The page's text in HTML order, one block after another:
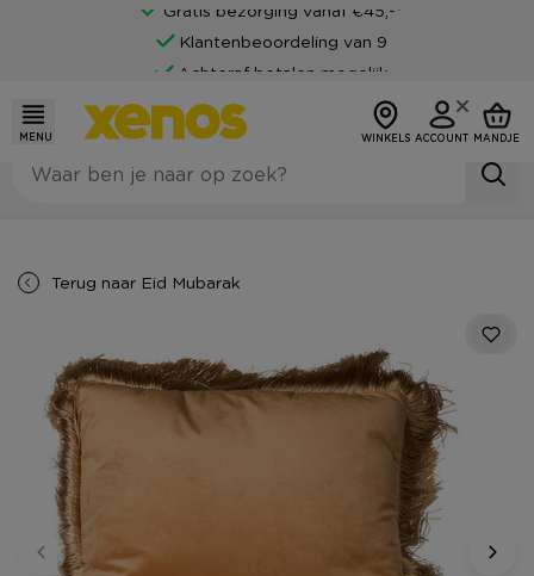
Gratis bezorging vanaf €45,-*
Klantenbeoordeling van 9
Achteraf betalen mogelijk
MENU WINKELS ACCOUNT MANDJE
Terug naar Eid Mubarak